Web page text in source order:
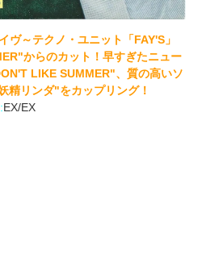
ヴ～テクノ・ユニット「FAY'S」
からのカット！早すぎたニュー
LIKE SUMMER"、質の高いソ
精リンダ"をカップリング！
EX/EX